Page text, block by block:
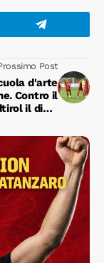
Post
d'arte
Contro il
il dieci
"Ceravolo"